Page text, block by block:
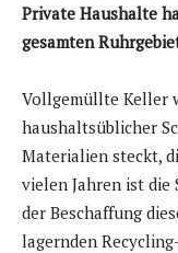
Private Haushalte
gesamten
Vollgemüllte Keller
haushaltsüblicher
Materialien steckt,
vielen Jahren ist die
der Beschaffung
lagernden